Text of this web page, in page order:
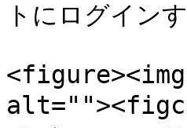
トにログイン